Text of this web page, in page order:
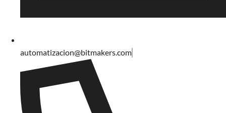
automatizacion@bitmakers.com